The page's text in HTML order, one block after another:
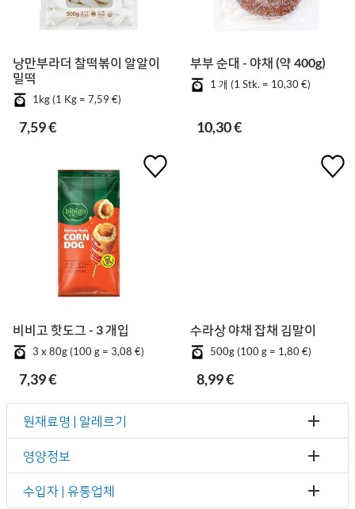
낭만부라더 찰떡볶이 알알이
밀떡
1kg (1 Kg = 7,59 €)
7,59 €
부부 순대 - 야채 (약 400g)
1 개 (1 Stk. = 10,30 €)
10,30 €
비비고 핫도그 - 3 개입
3 x 80g (100 g = 3,08 €)
7,39 €
수라상 야채 잡채 김말이
500g (100 g = 1,80 €)
8,99 €
원재료명 | 알레르기
영양정보
수입자 | 유통업체